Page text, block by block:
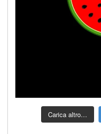
Carica altro…